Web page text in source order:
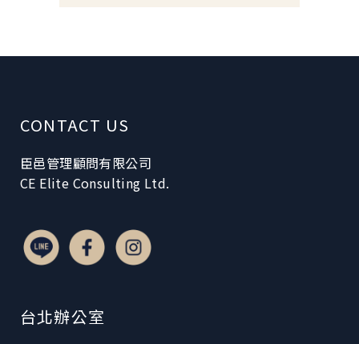
CONTACT US
臣邑管理顧問有限公司
CE Elite Consulting Ltd.
台北辦公室